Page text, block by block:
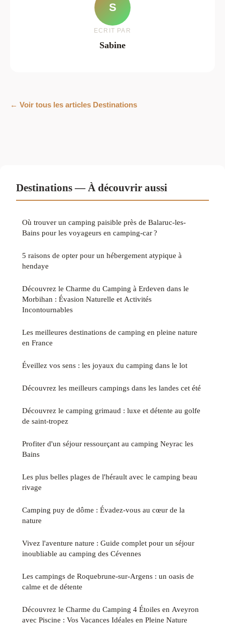
S
ECRIT PAR
Sabine
← Voir tous les articles Destinations
Destinations — À découvrir aussi
Où trouver un camping paisible près de Balaruc-les-
Bains pour les voyageurs en camping-car ?
5 raisons de opter pour un hébergement atypique à
hendaye
Découvrez le Charme du Camping à Erdeven dans le
Morbihan : Évasion Naturelle et Activités
Incontournables
Les meilleures destinations de camping en pleine nature
en France
Éveillez vos sens : les joyaux du camping dans le lot
Découvrez les meilleurs campings dans les landes cet été
Découvrez le camping grimaud : luxe et détente au golfe
de saint-tropez
Profiter d'un séjour ressourçant au camping Neyrac les
Bains
Les plus belles plages de l'hérault avec le camping beau
rivage
Camping puy de dôme : Évadez-vous au cœur de la
nature
Vivez l'aventure nature : Guide complet pour un séjour
inoubliable au camping des Cévennes
Les campings de Roquebrune-sur-Argens : un oasis de
calme et de détente
Découvrez le Charme du Camping 4 Étoiles en Aveyron
avec Piscine : Vos Vacances Idéales en Pleine Nature